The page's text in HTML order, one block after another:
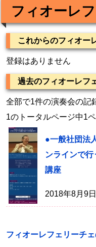
フィオーレ
これからのフィオー
登録はありません
過去のフィオーレフ
全部で1件の演奏会の記
1のトータルページ中1
●一般社団法
ンラインで
講座
2018年8月9
フィオーレフェリーチ